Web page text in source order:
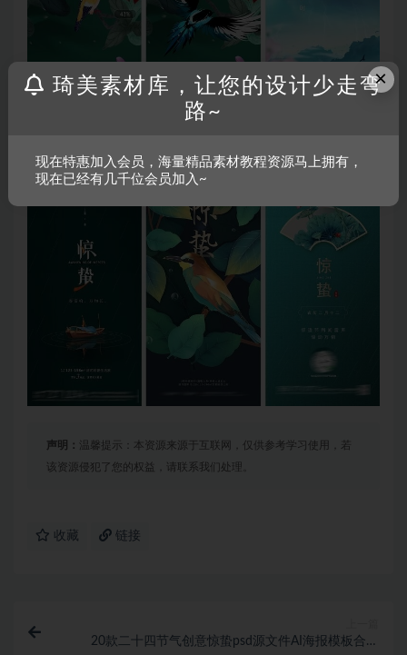
声明： 温馨提示：本资源来源于互联网，仅供参考学习使用，若
该资源侵犯了您的权益，请联系我们处理。
收藏 链接
20款二十四节气创意惊蛰psd源文件AI海报模板合集
×
琦美素材库，让您的设计少走弯
路~
现在特惠加入会员，海量精品素材教程资源马上拥有，
现在已经有几千位会员加入~